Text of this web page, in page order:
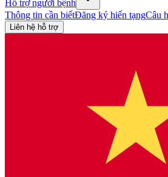
Hỗ trợ người bệnh
Thông tin cần biếtĐăng ký hiến tạngCâu
Liên hệ hỗ trợ